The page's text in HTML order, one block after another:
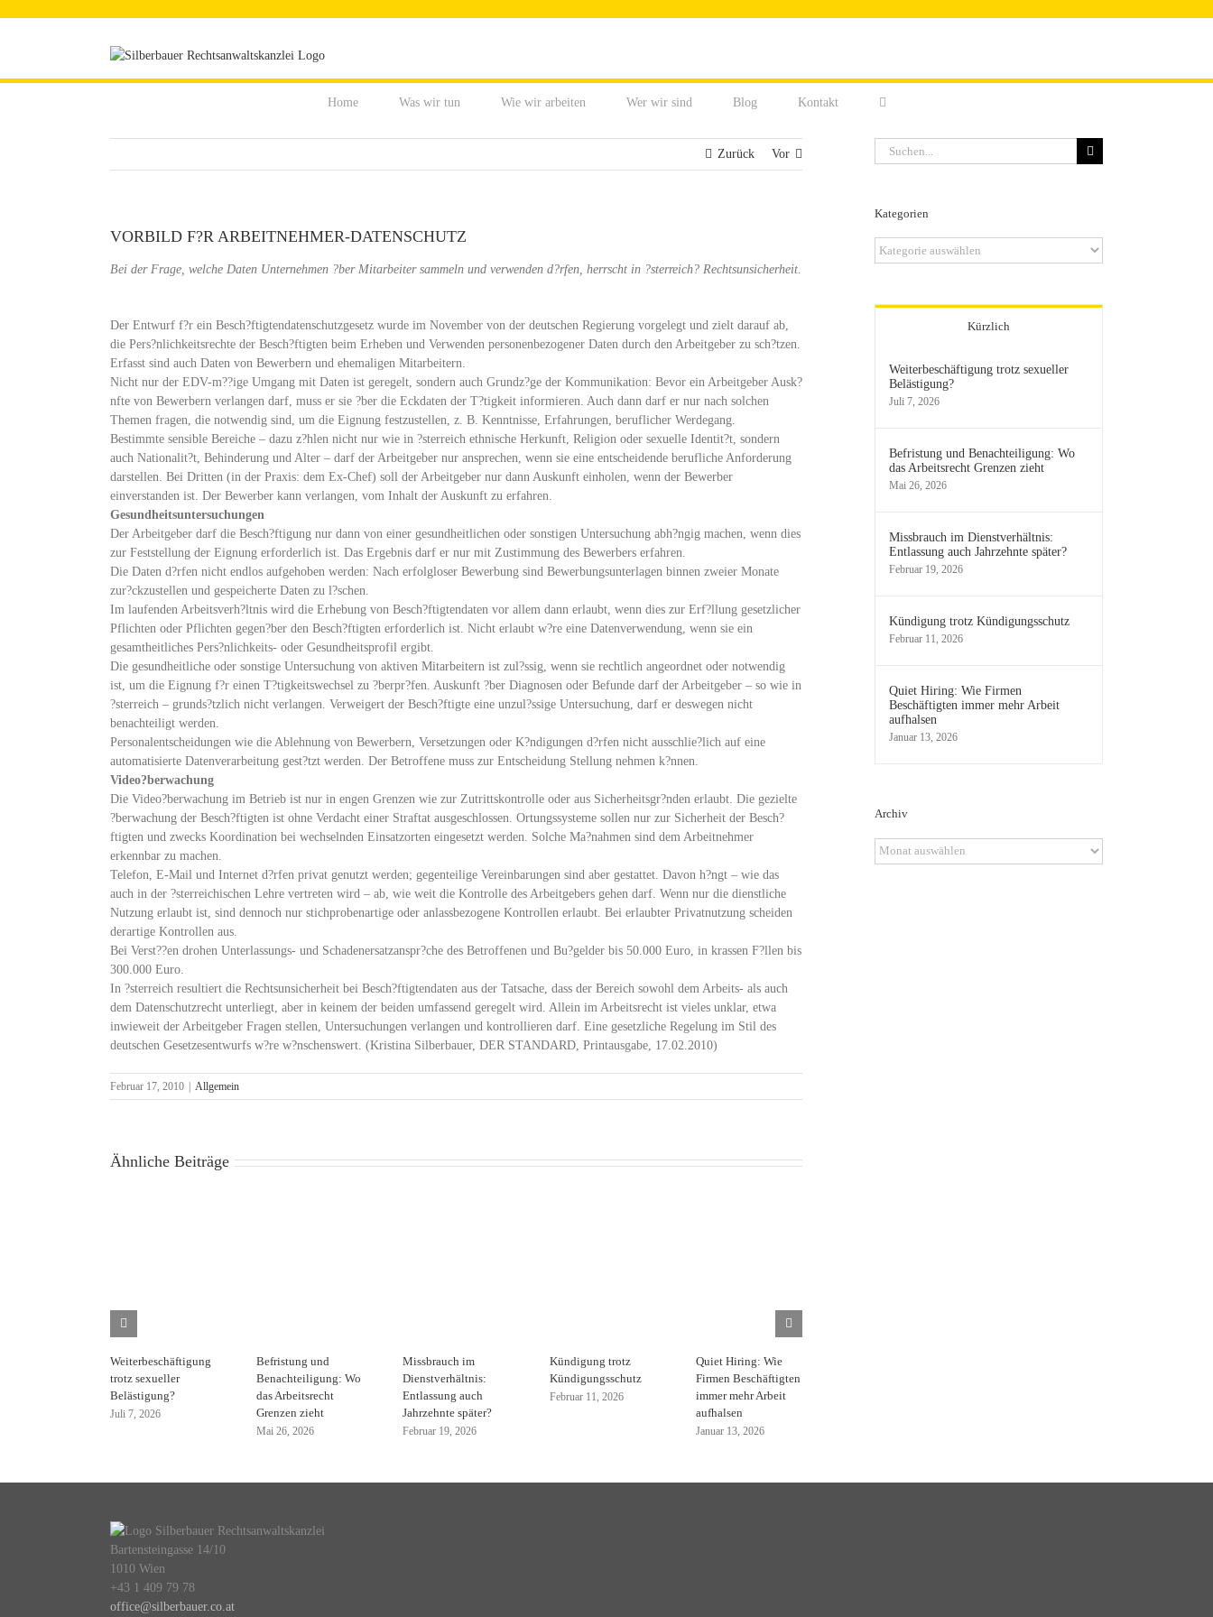
Home Was wir tun Wie wir arbeiten Wer wir sind Blog Kontakt
Zurück Vor
VORBILD F?R ARBEITNEHMER-DATENSCHUTZ
Bei der Frage, welche Daten Unternehmen ?ber Mitarbeiter sammeln und verwenden d?rfen, herrscht in ?sterreich? Rechtsunsicherheit.
Der Entwurf f?r ein Besch?ftigtendatenschutzgesetz wurde im November von der deutschen Regierung vorgelegt und zielt darauf ab,
die Pers?nlichkeitsrechte der Besch?ftigten beim Erheben und Verwenden personenbezogener Daten durch den Arbeitgeber zu sch?tzen.
Erfasst sind auch Daten von Bewerbern und ehemaligen Mitarbeitern.
Nicht nur der EDV-m??ige Umgang mit Daten ist geregelt, sondern auch Grundz?ge der Kommunikation: Bevor ein Arbeitgeber Ausk?
nfte von Bewerbern verlangen darf, muss er sie ?ber die Eckdaten der T?tigkeit informieren. Auch dann darf er nur nach solchen
Themen fragen, die notwendig sind, um die Eignung festzustellen, z. B. Kenntnisse, Erfahrungen, beruflicher Werdegang.
Bestimmte sensible Bereiche – dazu z?hlen nicht nur wie in ?sterreich ethnische Herkunft, Religion oder sexuelle Identit?t, sondern
auch Nationalit?t, Behinderung und Alter – darf der Arbeitgeber nur ansprechen, wenn sie eine entscheidende berufliche Anforderung
darstellen. Bei Dritten (in der Praxis: dem Ex-Chef) soll der Arbeitgeber nur dann Auskunft einholen, wenn der Bewerber
einverstanden ist. Der Bewerber kann verlangen, vom Inhalt der Auskunft zu erfahren.
Gesundheitsuntersuchungen
Der Arbeitgeber darf die Besch?ftigung nur dann von einer gesundheitlichen oder sonstigen Untersuchung abh?ngig machen, wenn dies
zur Feststellung der Eignung erforderlich ist. Das Ergebnis darf er nur mit Zustimmung des Bewerbers erfahren.
Die Daten d?rfen nicht endlos aufgehoben werden: Nach erfolgloser Bewerbung sind Bewerbungsunterlagen binnen zweier Monate
zur?ckzustellen und gespeicherte Daten zu l?schen.
Im laufenden Arbeitsverh?ltnis wird die Erhebung von Besch?ftigtendaten vor allem dann erlaubt, wenn dies zur Erf?llung gesetzlicher
Pflichten oder Pflichten gegen?ber den Besch?ftigten erforderlich ist. Nicht erlaubt w?re eine Datenverwendung, wenn sie ein
gesamtheitliches Pers?nlichkeits- oder Gesundheitsprofil ergibt.
Die gesundheitliche oder sonstige Untersuchung von aktiven Mitarbeitern ist zul?ssig, wenn sie rechtlich angeordnet oder notwendig
ist, um die Eignung f?r einen T?tigkeitswechsel zu ?berpr?fen. Auskunft ?ber Diagnosen oder Befunde darf der Arbeitgeber – so wie in
?sterreich – grunds?tzlich nicht verlangen. Verweigert der Besch?ftigte eine unzul?ssige Untersuchung, darf er deswegen nicht
benachteiligt werden.
Personalentscheidungen wie die Ablehnung von Bewerbern, Versetzungen oder K?ndigungen d?rfen nicht ausschlie?lich auf eine
automatisierte Datenverarbeitung gest?tzt werden. Der Betroffene muss zur Entscheidung Stellung nehmen k?nnen.
Video?berwachung
Die Video?berwachung im Betrieb ist nur in engen Grenzen wie zur Zutrittskontrolle oder aus Sicherheitsgr?nden erlaubt. Die gezielte
?berwachung der Besch?ftigten ist ohne Verdacht einer Straftat ausgeschlossen. Ortungssysteme sollen nur zur Sicherheit der Besch?
ftigten und zwecks Koordination bei wechselnden Einsatzorten eingesetzt werden. Solche Ma?nahmen sind dem Arbeitnehmer
erkennbar zu machen.
Telefon, E-Mail und Internet d?rfen privat genutzt werden; gegenteilige Vereinbarungen sind aber gestattet. Davon h?ngt – wie das
auch in der ?sterreichischen Lehre vertreten wird – ab, wie weit die Kontrolle des Arbeitgebers gehen darf. Wenn nur die dienstliche
Nutzung erlaubt ist, sind dennoch nur stichprobenartige oder anlassbezogene Kontrollen erlaubt. Bei erlaubter Privatnutzung scheiden
derartige Kontrollen aus.
Bei Verst??en drohen Unterlassungs- und Schadenersatzanspr?che des Betroffenen und Bu?gelder bis 50.000 Euro, in krassen F?llen bis
300.000 Euro.
In ?sterreich resultiert die Rechtsunsicherheit bei Besch?ftigtendaten aus der Tatsache, dass der Bereich sowohl dem Arbeits- als auch
dem Datenschutzrecht unterliegt, aber in keinem der beiden umfassend geregelt wird. Allein im Arbeitsrecht ist vieles unklar, etwa
inwieweit der Arbeitgeber Fragen stellen, Untersuchungen verlangen und kontrollieren darf. Eine gesetzliche Regelung im Stil des
deutschen Gesetzesentwurfs w?re w?nschenswert. (Kristina Silberbauer, DER STANDARD, Printausgabe, 17.02.2010)
Februar 17, 2010 Allgemein
Ähnliche Beiträge
Weiterbeschäftigung
trotz sexueller
Belästigung?
Juli 7, 2026
Befristung und
Benachteiligung: Wo
das Arbeitsrecht
Grenzen zieht
Mai 26, 2026
Missbrauch im
Dienstverhältnis:
Entlassung auch
Jahrzehnte später?
Februar 19, 2026
Kündigung trotz
Kündigungsschutz
Februar 11, 2026
Quiet Hiring: Wie
Firmen Beschäftigten
immer mehr Arbeit
aufhalsen
Januar 13, 2026
Suche
nach:
Kategorien
Kategorien
Kürzlich
Weiterbeschäftigung trotz sexueller
Belästigung?
Juli 7, 2026
Befristung und Benachteiligung: Wo
das Arbeitsrecht Grenzen zieht
Mai 26, 2026
Missbrauch im Dienstverhältnis:
Entlassung auch Jahrzehnte später?
Februar 19, 2026
Kündigung trotz Kündigungsschutz
Februar 11, 2026
Quiet Hiring: Wie Firmen
Beschäftigten immer mehr Arbeit
aufhalsen
Januar 13, 2026
Archiv
Archiv
Bartensteingasse 14/10
1010 Wien
+43 1 409 79 78
office@silberbauer.co.at